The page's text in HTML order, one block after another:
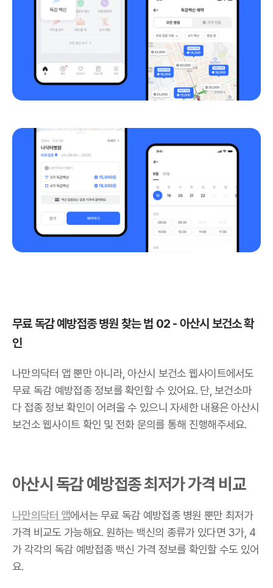
무료 독감 예방접종 병원 찾는 법 02 - 아산시 보건소 확
인
나만의닥터 앱 뿐만 아니라, 아산시 보건소 웹사이트에서도
무료 독감 예방접종 정보를 확인할 수 있어요. 단, 보건소마
다 접종 정보 확인이 어려울 수 있으니 자세한 내용은 아산시
보건소 웹사이트 확인 및 전화 문의를 통해 진행해주세요.
아산시 독감 예방접종 최저가 가격 비교
나만의닥터 앱에서는 무료 독감 예방접종 병원 뿐만 최저가
가격 비교도 가능해요. 원하는 백신의 종류가 있다면 3가, 4
가 각각의 독감 예방접종 백신 가격 정보를 확인할 수도 있어
요.